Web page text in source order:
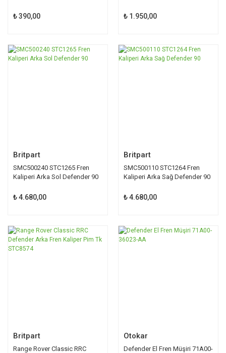
₺ 390,00 ₺ 1.950,00
Britpart
SMC500240 STC1265 Fren
Kaliperi Arka Sol Defender 90
₺ 4.680,00
Britpart
SMC500110 STC1264 Fren
Kaliperi Arka Sağ Defender 90
₺ 4.680,00
Britpart
Range Rover Classic RRC
Otokar
Defender El Fren Müşiri 71A00-